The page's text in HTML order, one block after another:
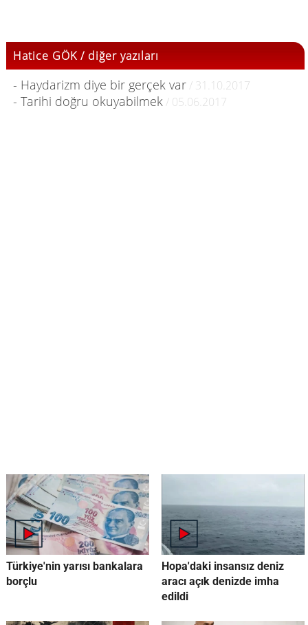
Hatice GÖK / diğer yazıları
- Haydarizm diye bir gerçek var/ 31.10.2017
- Tarihi doğru okuyabilmek/ 05.06.2017
Türkiye'nin yarısı bankalara
borçlu
Hopa'daki insansız deniz
aracı açık denizde imha
edildi